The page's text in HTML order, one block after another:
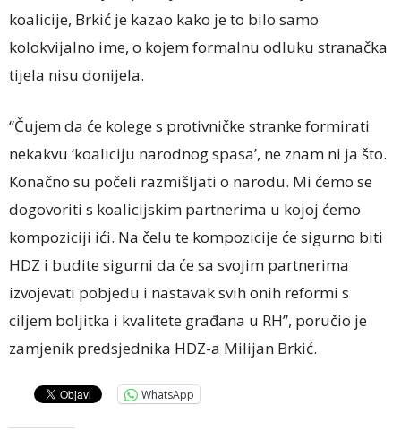
koalicije, Brkić je kazao kako je to bilo samo
kolokvijalno ime, o kojem formalnu odluku stranačka
tijela nisu donijela.
“Čujem da će kolege s protivničke stranke formirati
nekakvu ‘koaliciju narodnog spasa’, ne znam ni ja što.
Konačno su počeli razmišljati o narodu. Mi ćemo se
dogovoriti s koalicijskim partnerima u kojoj ćemo
kompoziciji ići. Na čelu te kompozicije će sigurno biti
HDZ i budite sigurni da će sa svojim partnerima
izvojevati pobjedu i nastavak svih onih reformi s
ciljem boljitka i kvalitete građana u RH”, poručio je
zamjenik predsjednika HDZ-a Milijan Brkić.
WhatsApp